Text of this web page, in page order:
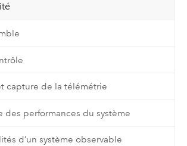
capture de la télémétrie
des performances du système
d’un système observable